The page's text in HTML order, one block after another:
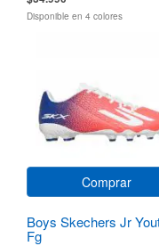
Disponible en 4 colores
Comprar
Boys Skechers Jr
Fg